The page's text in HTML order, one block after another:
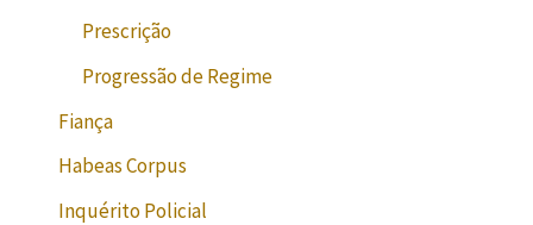
Prescrição
Progressão de Regime
Fiança
Habeas Corpus
Inquérito Policial